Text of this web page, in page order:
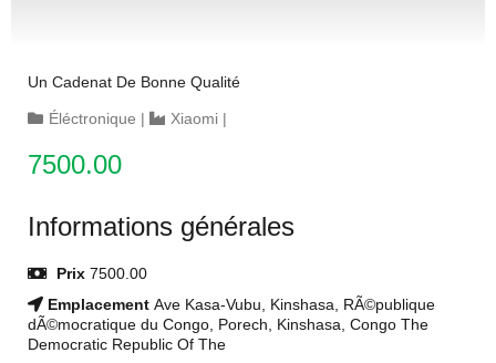
Un Cadenat De Bonne Qualité
Éléctronique | Xiaomi |
7500.00
Informations générales
Prix 7500.00
Emplacement Ave Kasa-Vubu, Kinshasa, RÃ©publique
dÃ©mocratique du Congo, Porech, Kinshasa, Congo The
Democratic Republic Of The